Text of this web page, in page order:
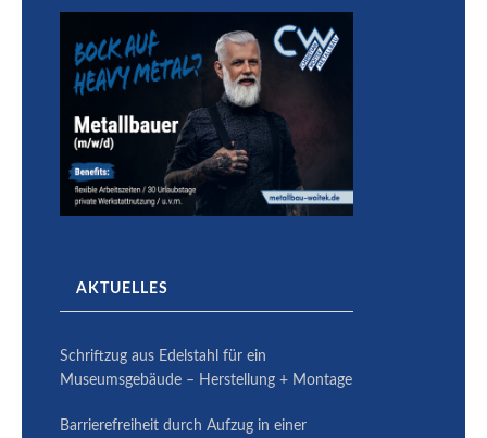
AKTUELLES
Schriftzug aus Edelstahl für ein
Museumsgebäude – Herstellung + Montage
Barrierefreiheit durch Aufzug in einer